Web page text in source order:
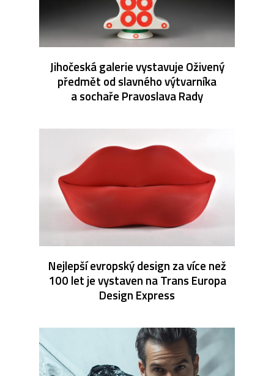
Jihočeská galerie vystavuje Oživený
předmět od slavného výtvarníka
a sochaře Pravoslava Rady
Nejlepší evropský design za více než
100 let je vystaven na Trans Europa
Design Express